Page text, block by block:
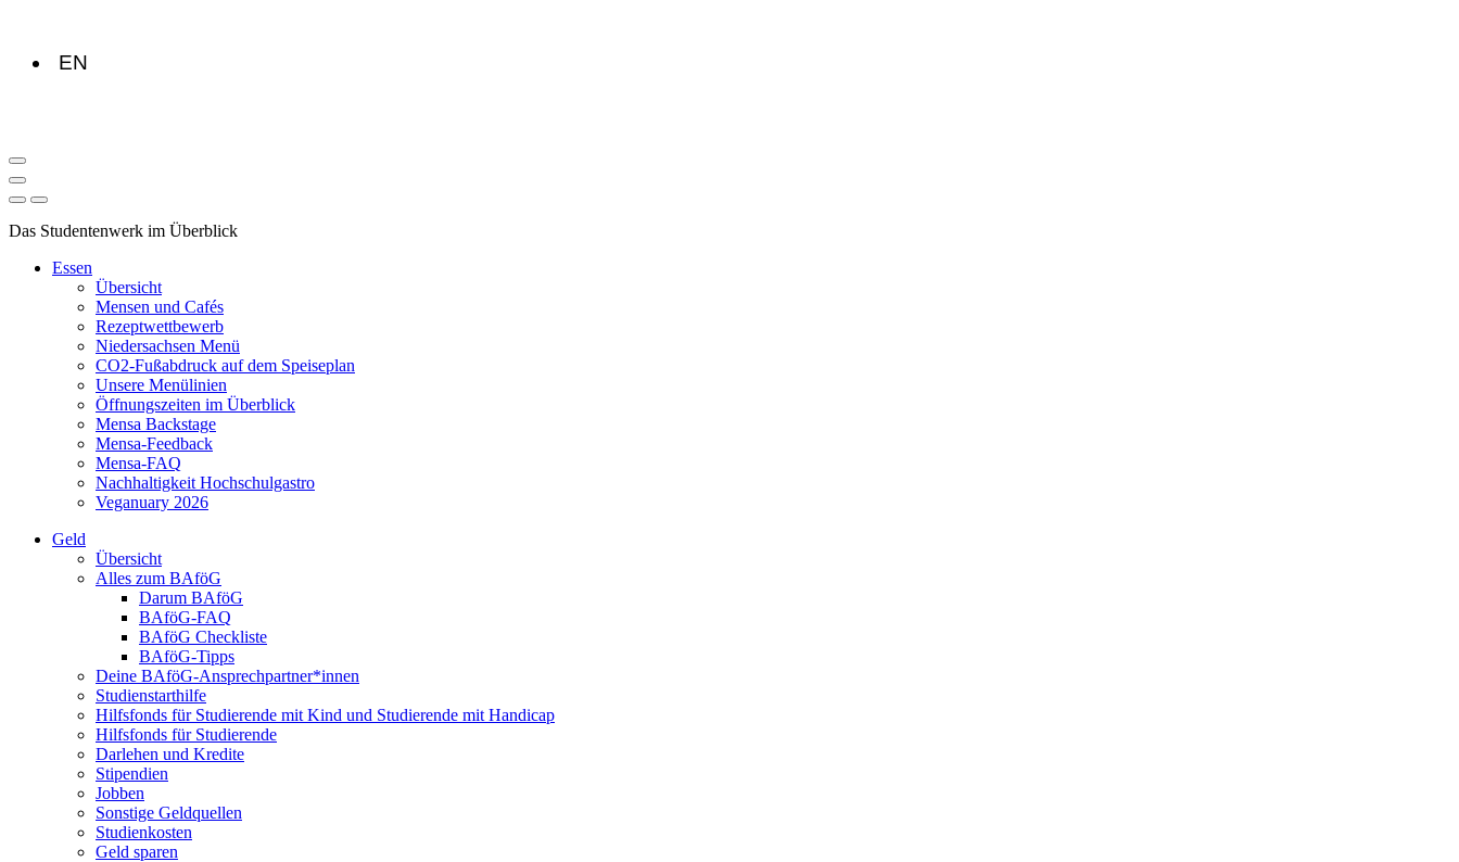
EN
Das Studentenwerk im Überblick
Essen
Übersicht
Mensen und Cafés
Rezeptwettbewerb
Niedersachsen Menü
CO2-Fußabdruck auf dem Speiseplan
Unsere Menülinien
Öffnungszeiten im Überblick
Mensa Backstage
Mensa-Feedback
Mensa-FAQ
Nachhaltigkeit Hochschulgastro
Veganuary 2026
Geld
Übersicht
Alles zum BAföG
Darum BAföG
BAföG-FAQ
BAföG Checkliste
BAföG-Tipps
Deine BAföG-Ansprechpartner*innen
Studienstarthilfe
Hilfsfonds für Studierende mit Kind und Studierende mit Handicap
Hilfsfonds für Studierende
Darlehen und Kredite
Stipendien
Jobben
Sonstige Geldquellen
Studienkosten
Geld sparen